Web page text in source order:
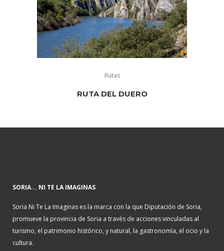
Rutas
RUTA DEL DUERO
SORIA... NI TE LA IMAGINAS
Soria Ni Te La Imaginas es la marca con la que Diputación de Soria,
promueve la provincia de Soria a través de acciones vinculadas al
turismo, el patrimonio histórico, y natural, la gastronomía, el ocio y la
cultura.